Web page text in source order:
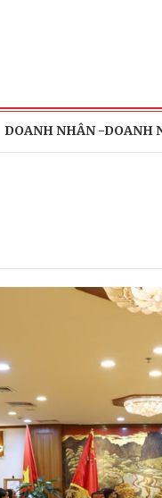
DOANH NHÂN -DOANH